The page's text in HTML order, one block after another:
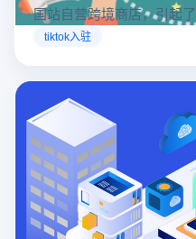
国站自营跨境商店，引起
店已覆盖美国、英国及东
tiktok入驻